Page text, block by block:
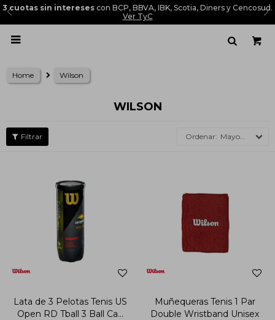
3 cuotas sin intereses con BCP, BBVA, IBK, Scotia, Diners y Cencosud.
Ver TyC

Home Wilson
WILSON
Mayor precio
Lata de 3 Pelotas Tenis US
Open RD Tball 3 Ball Can
Muñequeras Tenis 1 Par
Double Wristband Unisex